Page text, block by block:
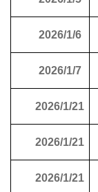
2026/1/6
2026/1/7
2026/1/21
2026/1/21
2026/1/21